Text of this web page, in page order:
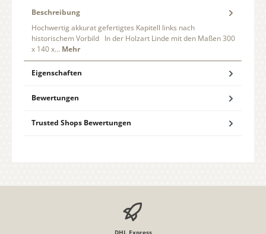
Beschreibung
Hochwertig akkurat gefertigtes Kapitell links nach
historischem Vorbild In der Holzart Linde mit den Maßen 300
x 140 x… Mehr
Eigenschaften
Bewertungen
Trusted Shops Bewertungen
DHL Express